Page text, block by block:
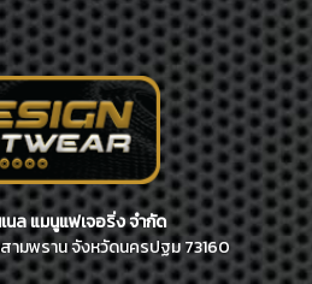
นล แมนูแฟเจอริ่ง จำกัด
ามพราน จังหวัดนครปฐม 73160